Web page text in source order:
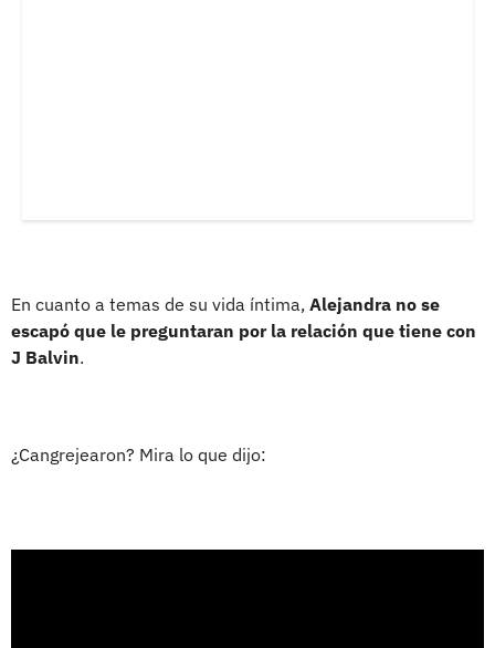
En cuanto a temas de su vida íntima, Alejandra no se
escapó que le preguntaran por la relación que tiene con
J Balvin.
¿Cangrejearon? Mira lo que dijo: